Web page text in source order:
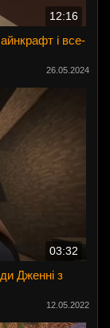
12:16
і все-
26.05.2024
03:32
Дженні з
12.05.2022